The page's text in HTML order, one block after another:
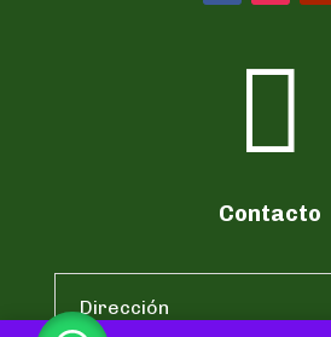

Contacto
Dirección